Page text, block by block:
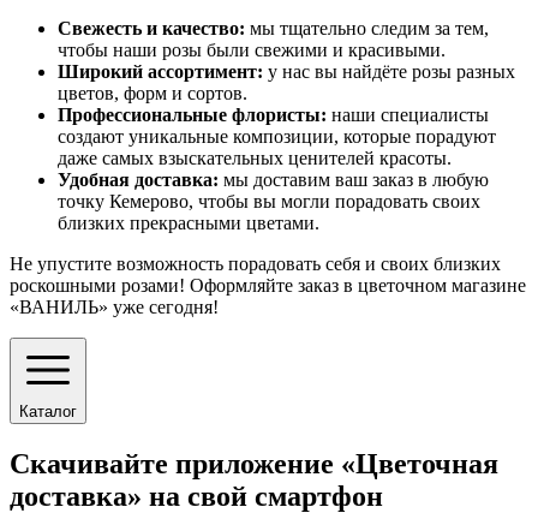
Свежесть и качество: мы тщательно следим за тем,
чтобы наши розы были свежими и красивыми.
Широкий ассортимент: у нас вы найдёте розы разных
цветов, форм и сортов.
Профессиональные флористы: наши специалисты
создают уникальные композиции, которые порадуют
даже самых взыскательных ценителей красоты.
Удобная доставка: мы доставим ваш заказ в любую
точку Кемерово, чтобы вы могли порадовать своих
близких прекрасными цветами.
Не упустите возможность порадовать себя и своих близких
роскошными розами! Оформляйте заказ в цветочном магазине
«ВАНИЛЬ» уже сегодня!
Каталог
Скачивайте приложение «Цветочная
доставка» на свой смартфон